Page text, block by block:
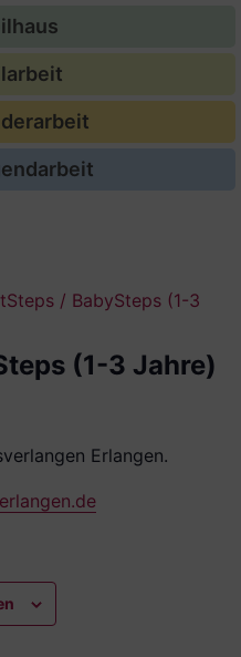
/ BabySteps (1-3
(1-3 Jahre)
Erlangen.